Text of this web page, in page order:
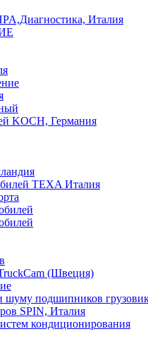
Италия
KOCH, Германия
TEXA Италия
(Швеция)
подшипников
SPIN, Италия
кондиционирования